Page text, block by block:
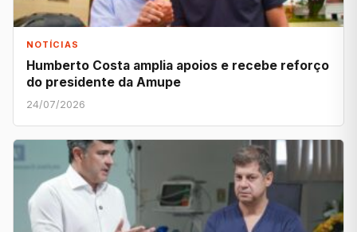
NOTÍCIAS
Humberto Costa amplia apoios e recebe reforço
do presidente da Amupe
24/07/2026